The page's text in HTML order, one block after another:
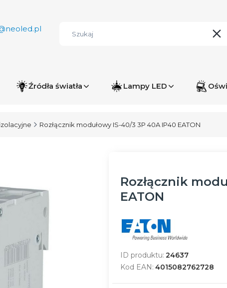
Źródła światła Lampy LED
Rozłącznik modułowy IS-40/3 3P 40A IP40 EATON
Rozłącznik
EATON
ID produktu: 24637
Kod EAN: 4015082762728